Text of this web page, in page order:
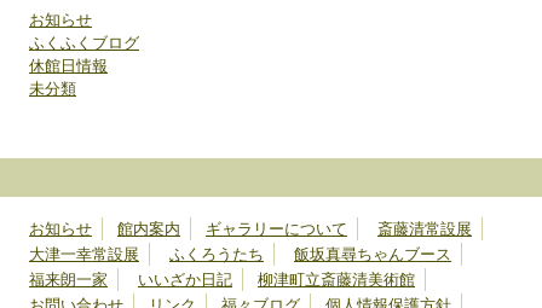
お知らせ
ふくふくブログ
休館日情報
未分類
お知らせ 館内案内 ギャラリーについて
斎藤清常設展
大津一幸常設展
ふくろうたち
飯坂真尋ちゃんブース
福来朗一家
いいざか日記
柳津町立斎藤清美術館